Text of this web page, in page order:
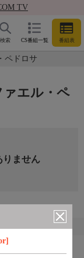
TV
CS番組一覧 番組表
検索
ペドロサ
エル・ペ
りません